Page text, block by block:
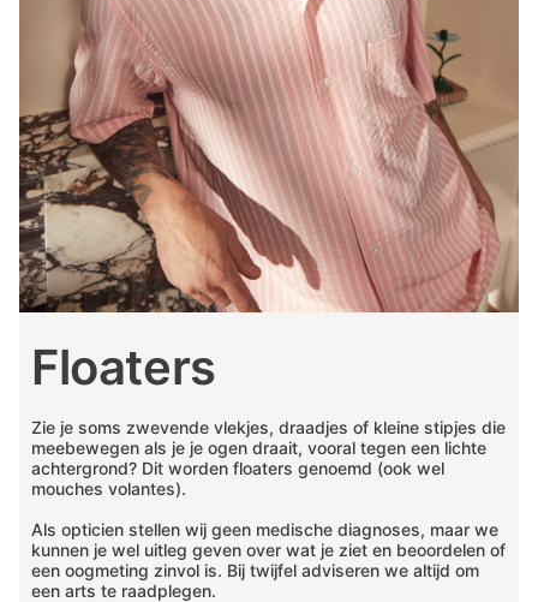
Floaters
Zie je soms zwevende vlekjes, draadjes of kleine stipjes die
meebewegen als je je ogen draait, vooral tegen een lichte
achtergrond? Dit worden floaters genoemd (ook wel
mouches volantes).
Als opticien stellen wij geen medische diagnoses, maar we
kunnen je wel uitleg geven over wat je ziet en beoordelen of
een oogmeting zinvol is. Bij twijfel adviseren we altijd om
een arts te raadplegen.